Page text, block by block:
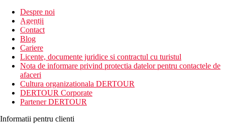
newsletter!
Despre noi
Agentii
Contact
Blog
Cariere
Licente, documente juridice si contractul cu turistul
Nota de informare privind protectia datelor pentru contactele de
afaceri
Cultura organizationala DERTOUR
DERTOUR Corporate
Partener DERTOUR
Informatii pentru clienti